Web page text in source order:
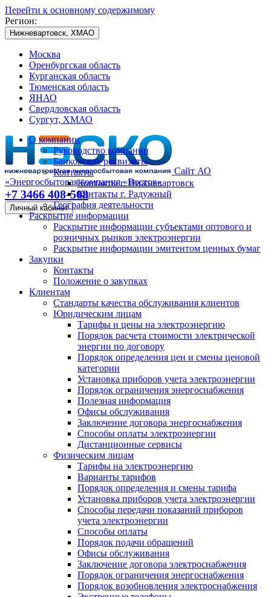
Перейти к основному содержимому
Регион:
Нижневартовск, ХМАО
Москва
Оренбургская область
Курганская область
Тюменская область
ЯНАО
Свердловская область
Сургут, ХМАО
Сайт АО
«Энергосбытовая компания «Восток»
+7 3466 408-508
Личный кабинет
О компании
Руководство компании
Банковские реквизиты
Контакты
Контакты г. Нижневартовск
Контакты г. Радужный
География деятельности
Раскрытие информации
Раскрытие информации субъектами оптового и
розничных рынков электроэнергии
Раскрытие информации эмитентом ценных бумаг
Закупки
Контакты
Положение о закупках
Клиентам
Стандарты качества обслуживания клиентов
Юридическим лицам
Тарифы и цены на электроэнергию
Порядок расчета стоимости электрической
энергии по договору
Порядок определения цен и смены ценовой
категории
Установка приборов учета электроэнергии
Порядок ограничения энергоснабжения
Полезная информация
Офисы обслуживания
Заключение договора энергоснабжения
Способы оплаты электроэнергии
Дистанционные сервисы
Физическим лицам
Тарифы на электроэнергию
Варианты тарифов
Порядок определения и смены тарифа
Установка приборов учета электроэнергии
Способы передачи показаний приборов
учета электроэнергии
Способы оплаты
Порядок подачи обращений
Офисы обслуживания
Заключение договора электроснабжения
Порядок ограничения энергоснабжения
Порядок возобновления электроснабжения